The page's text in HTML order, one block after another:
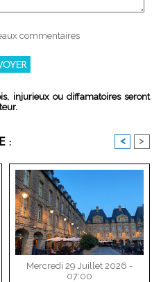
commentaires
injurieux ou diffamatoires seront
: < >
Mercredi 29 Juillet 2026 -
07:00